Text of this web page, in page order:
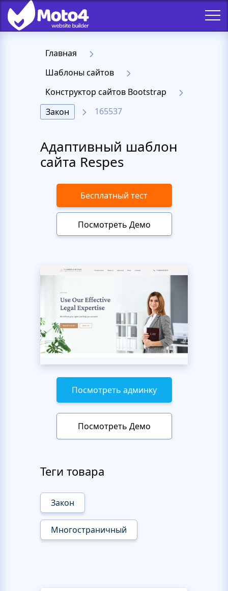
Главная
Шаблоны сайтов
Конструктор сайтов Bootstrap
Закон
165537
Адаптивный шаблон
сайта Respes
Бесплатный тест
Посмотреть Демо
Посмотреть админку
Посмотреть Демо
Теги товара
Закон
Многостраничный